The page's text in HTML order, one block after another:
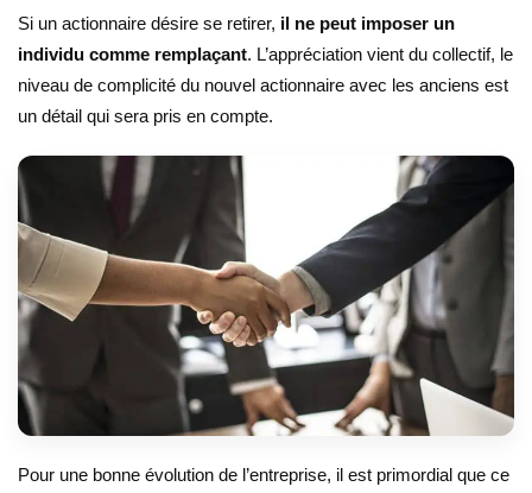
Si un actionnaire désire se retirer, il ne peut imposer un
individu comme remplaçant. L’appréciation vient du collectif, le
niveau de complicité du nouvel actionnaire avec les anciens est
un détail qui sera pris en compte.
Pour une bonne évolution de l’entreprise, il est primordial que ce